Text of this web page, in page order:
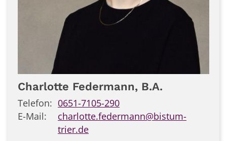
Charlotte Federmann, B.A.
Telefon: 0651-7105-290
E-Mail:
charlotte.federmann@bistum-
trier.de